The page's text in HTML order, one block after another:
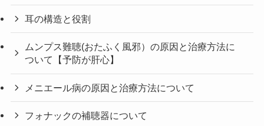
耳の構造と役割
ムンプス難聴(おたふく風邪）の原因と治療方法に
ついて【予防が肝心】
メニエール病の原因と治療方法について
フォナックの補聴器について